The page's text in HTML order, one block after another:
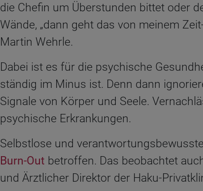
die Chefin um Überstunden bittet oder
Wände, „dann geht das von meinem
Martin Wehrle.
Dabei ist es für die psychische
ständig im Minus ist. Denn dann
Signale von Körper und Seele.
psychische Erkrankungen.
Selbstlose und
Burn-Out betroffen. Das beobachtet
und Ärztlicher Direktor der Haku-